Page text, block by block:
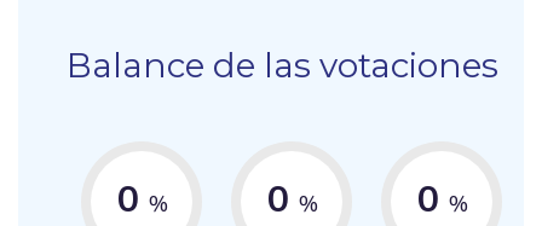
Balance de las votaciones
0 % 0 % 0 %